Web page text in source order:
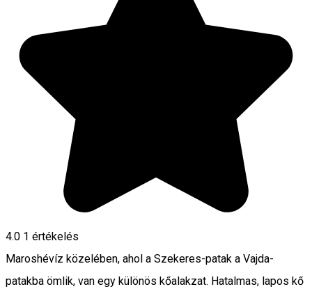
4.0 1 értékelés
Maroshévíz közelében, ahol a Szekeres-patak a Vajda-
patakba ömlik, van egy különös kőalakzat. Hatalmas, lapos kő